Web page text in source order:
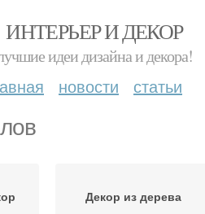
ИНТЕРЬЕР И ДЕКОР
идеи дизайна и декора!
новости статьи
Декор из дерева